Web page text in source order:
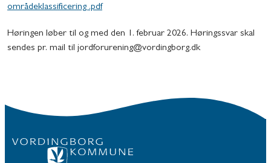
områdeklassificering .pdf
Høringen løber til og med den 1. februar 2026. Høringssvar skal
sendes pr. mail til jordforurening@vordingborg.dk